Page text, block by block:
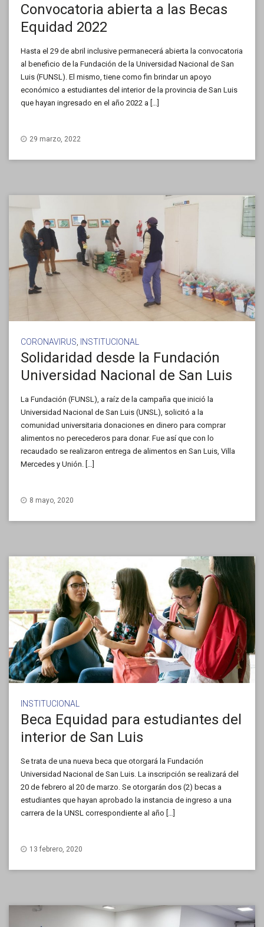
Convocatoria abierta a las Becas
Equidad 2022
Hasta el 29 de abril inclusive permanecerá abierta la convocatoria
al beneficio de la Fundación de la Universidad Nacional de San
Luis (FUNSL). El mismo, tiene como fin brindar un apoyo
económico a estudiantes del interior de la provincia de San Luis
que hayan ingresado en el año 2022 a […]
29 marzo, 2022
CORONAVIRUS, INSTITUCIONAL
Solidaridad desde la Fundación
Universidad Nacional de San Luis
La Fundación (FUNSL), a raíz de la campaña que inició la
Universidad Nacional de San Luis (UNSL), solicitó a la
comunidad universitaria donaciones en dinero para comprar
alimentos no perecederos para donar. Fue así que con lo
recaudado se realizaron entrega de alimentos en San Luis, Villa
Mercedes y Unión. […]
8 mayo, 2020
INSTITUCIONAL
Beca Equidad para estudiantes del
interior de San Luis
Se trata de una nueva beca que otorgará la Fundación
Universidad Nacional de San Luis. La inscripción se realizará del
20 de febrero al 20 de marzo. Se otorgarán dos (2) becas a
estudiantes que hayan aprobado la instancia de ingreso a una
carrera de la UNSL correspondiente al año […]
13 febrero, 2020